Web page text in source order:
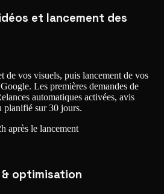
et lancement des
de vos visuels, puis lancement de vos
Les premières demandes de
automatiques activées, avis
planifié sur 30 jours.
après le lancement
optimisation